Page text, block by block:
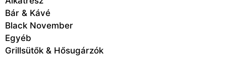
Bár & Kávé
Black November
Egyéb
Grillsütők & Hősugárzók